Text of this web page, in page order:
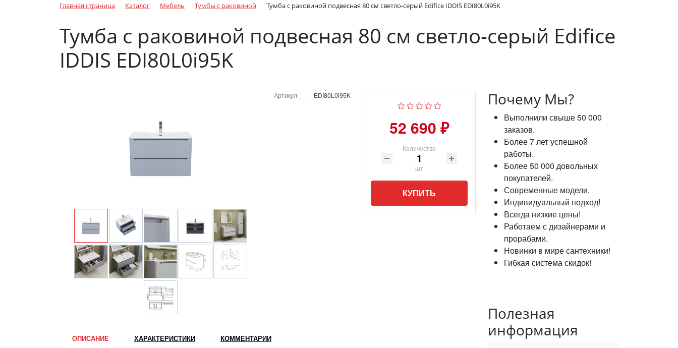
Главная страница Каталог Мебель Тумбы с раковиной Тумба с раковиной подвесная 80 см светло-серый Edifice IDDIS EDI80L0i95K
Тумба с раковиной подвесная 80 см светло-серый Edifice
IDDIS EDI80L0i95K
Артикул EDI80L0i95K
52 690 ₽
Количество
шт
КУПИТЬ
ОПИСАНИЕ ХАРАКТЕРИСТИКИ КОММЕНТАРИИ
Почему Мы?
Выполнили свыше 50 000
заказов.
Более 7 лет успешной
работы.
Более 50 000 довольных
покупателей.
Современные модели.
Индивидуальный подход!
Всегда низкие цены!
Работаем с дизайнерами и
прорабами.
Новинки в мире сантехники!
Гибкая система скидок!
Полезная
информация